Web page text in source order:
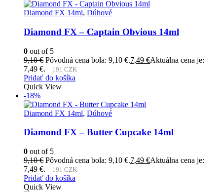
Diamond FX 14ml, Dúhové
Diamond FX – Captain Obvious 14ml
0 out of 5
9,10€ Pôvodná cena bola: 9,10 €.7,49 €Aktuálna cena je:
7,49 €.
191 CZK
Pridať do košíka
Quick View
-18%
Diamond FX 14ml, Dúhové
Diamond FX – Butter Cupcake 14ml
0 out of 5
9,10€ Pôvodná cena bola: 9,10 €.7,49 €Aktuálna cena je:
7,49 €.
191 CZK
Pridať do košíka
Quick View